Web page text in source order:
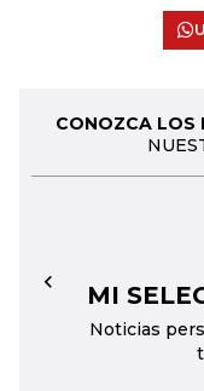
CONOZCA LOS
MI
Noticias
←